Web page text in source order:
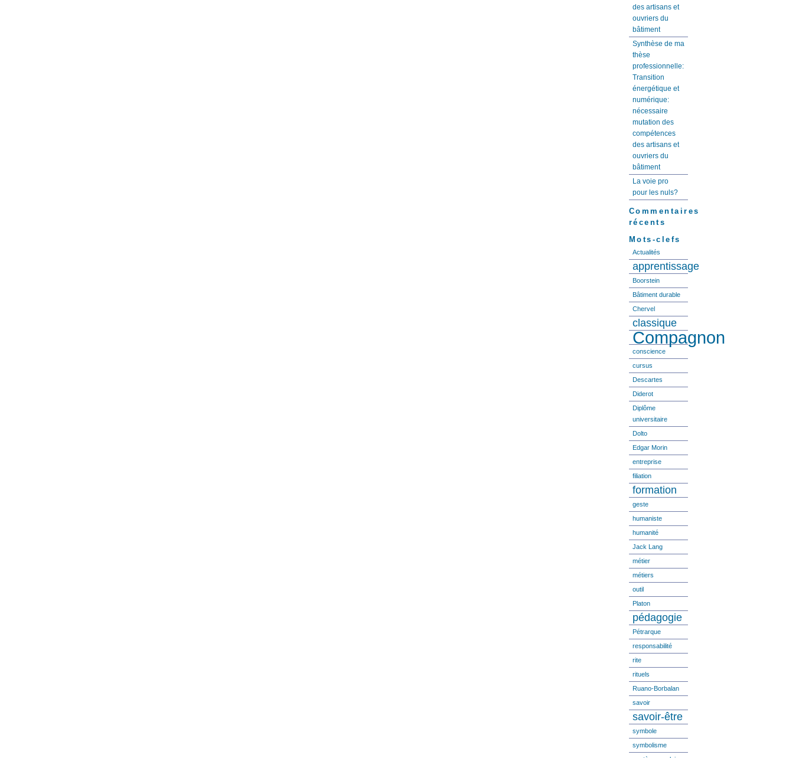
des artisans et
ouvriers du
bâtiment
Synthèse de ma
thèse
professionnelle:
Transition
énergétique et
numérique:
nécessaire
mutation des
compétences
des artisans et
ouvriers du
bâtiment
La voie pro
pour les nuls?
Commentaires
récents
Mots-clefs
Actualités
apprentissage
Boorstein
Bâtiment durable
Chervel
classique
Compagnon
conscience
cursus
Descartes
Diderot
Diplôme
universitaire
Dolto
Edgar Morin
entreprise
filiation
formation
geste
humaniste
humanité
Jack Lang
métier
métiers
outil
Platon
pédagogie
Pétrarque
responsabilité
rite
rituels
Ruano-Borbalan
savoir
savoir-être
symbole
symbolisme